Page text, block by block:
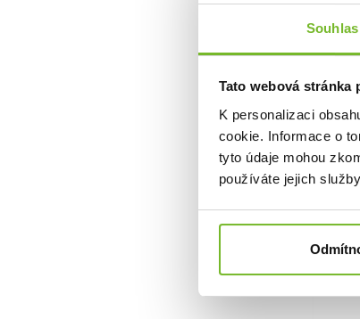
Souhlas
Tato webová stránka
K personalizaci
cookie. Informace o
tyto údaje mohou
používáte jejich